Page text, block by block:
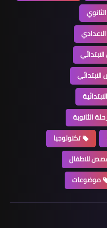
الثانوية
تكنولوجيا
للاطفال
موضوعات